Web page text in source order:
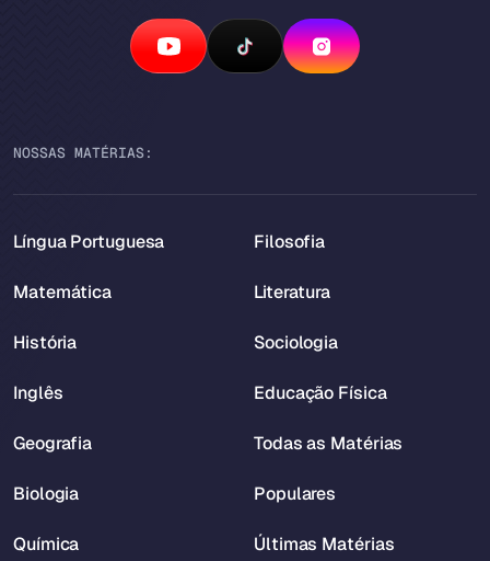
NOSSAS MATÉRIAS:
Língua Portuguesa
Matemática
História
Inglês
Geografia
Biologia
Química
Filosofia
Literatura
Sociologia
Educação Física
Todas as Matérias
Populares
Últimas Matérias